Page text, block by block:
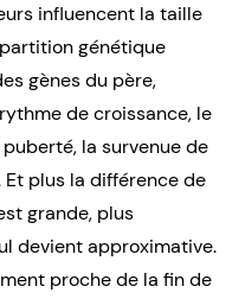
influencent la taille
génétique
gènes du père,
de croissance, le
la survenue de
plus la différence de
grande, plus
devient approximative.
proche de la fin de